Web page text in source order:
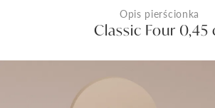
Opis pierścionka
Classic Four 0,45